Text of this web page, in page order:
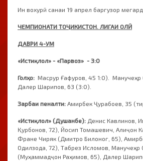
Ин вохурӣ санаи 19 апрел баргузор
ЧЕМПИОНАТИ ТОҶИКИСТОН. ЛИГАИ ОЛӢ
ДАВРИ 4-УМ
«Истиқлол» - «Парвоз» - 3:0
Голҳо: Масрур Ғафуров, 45 1:0). Манучеҳр
Далер Шарипов, 63 (3:0).
Зарбаи пеналти: Амирбек Ҷурабоев, 35
«Истиқлол» (Душанбе): Денис Кавлинов,
Қурбонов, 72), Йосип Томашевич, Алиҷон
Фране Чиряк (Дмитро Билоног, 65),
Одилзода, 72), Табрез Исломов, Манучеҳр
(Муҳаммадҷон Раҳимов, 65), Далер